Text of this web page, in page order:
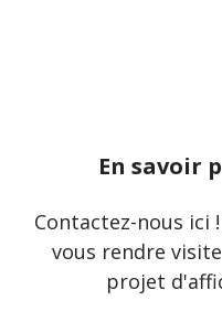
En savoir
Contactez-nous ici
vous rendre
projet